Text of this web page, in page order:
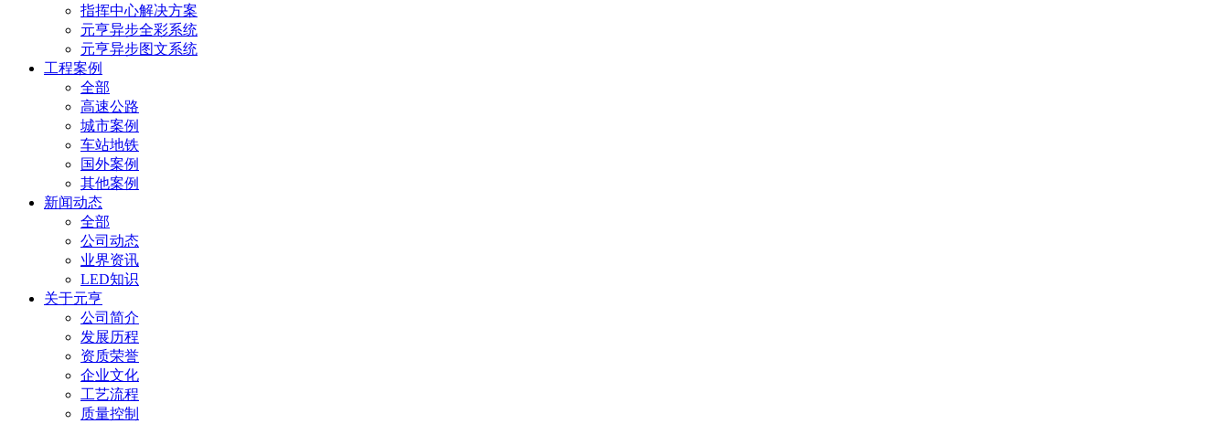
指挥中心解决方案
元亨异步全彩系统
元亨异步图文系统
工程案例
全部
高速公路
城市案例
车站地铁
国外案例
其他案例
新闻动态
全部
公司动态
业界资讯
LED知识
关于元亨
公司简介
发展历程
资质荣誉
企业文化
工艺流程
质量控制